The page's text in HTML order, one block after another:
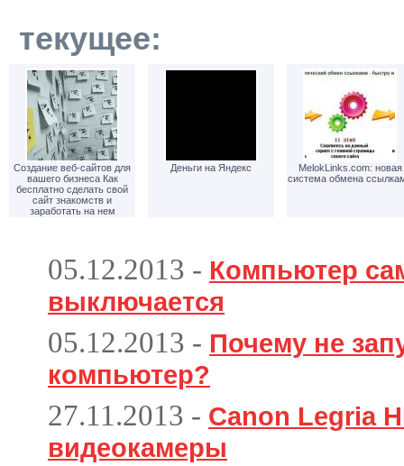
текущее:
Создание веб-сайтов для
вашего бизнеса Как
бесплатно сделать свой
сайт знакомств и
заработать на нем
Деньги на Яндекс
MelokLinks.com: новая
система обмена
05.12.2013 - Компьютер
выключается
05.12.2013 - Почему не
компьютер?
27.11.2013 - Canon Legria
видеокамеры